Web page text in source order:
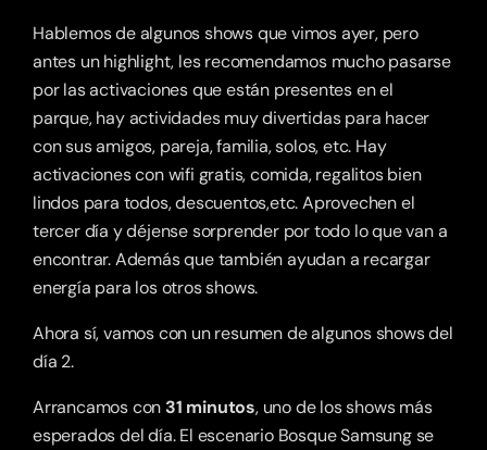
Hablemos de algunos shows que vimos ayer, pero
antes un highlight, les recomendamos mucho pasarse
por las activaciones que están presentes en el
parque, hay actividades muy divertidas para hacer
con sus amigos, pareja, familia, solos, etc. Hay
activaciones con wifi gratis, comida, regalitos bien
lindos para todos, descuentos,etc. Aprovechen el
tercer día y déjense sorprender por todo lo que van a
encontrar. Además que también ayudan a recargar
energía para los otros shows.
Ahora sí, vamos con un resumen de algunos shows del
día 2.
Arrancamos con 31 minutos, uno de los shows más
esperados del día. El escenario Bosque Samsung se